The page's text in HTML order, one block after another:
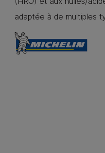
adaptée à de multiples